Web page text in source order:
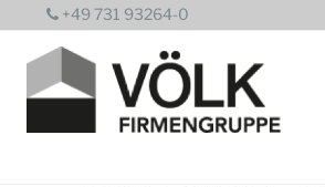
Inhalt
springen
+49 731 93264-0